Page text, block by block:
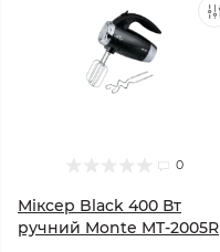
0
Міксер Black 400 Вт
ручний Monte MT-2005R